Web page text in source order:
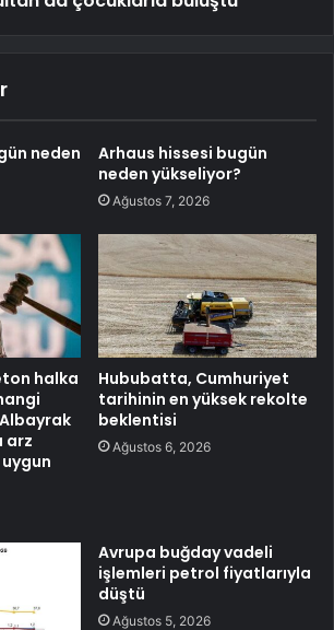
neden
Arhaus hissesi bugün
neden yükseliyor?
Ağustos 7, 2026
halka
arz
uygun
Hububatta, Cumhuriyet
tarihinin en yüksek rekolte
beklentisi
Ağustos 6, 2026
Avrupa buğday vadeli
işlemleri petrol fiyatlarıyla
düştü
Ağustos 5, 2026